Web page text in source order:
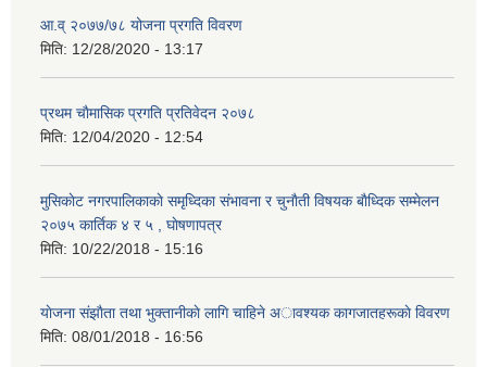
आ.व् २०७७/७८ योजना प्रगति विवरण
मिति: 12/28/2020 - 13:17
प्रथम चाैमासिक प्रगति प्रतिवेदन २०७८
मिति: 12/04/2020 - 12:54
मुसिकाेट नगरपालिकाकाे समृध्दिका संभावना र चुनाैती विषयक बाैध्दिक सम्मेलन
२०७५ कार्तिक ४ र ५ , घाेषणापत्र
मिति: 10/22/2018 - 15:16
याेजना संझाैता तथा भुक्तानीकाे लागि चाहिने अावश्यक कागजातहरूकाे विवरण
मिति: 08/01/2018 - 16:56